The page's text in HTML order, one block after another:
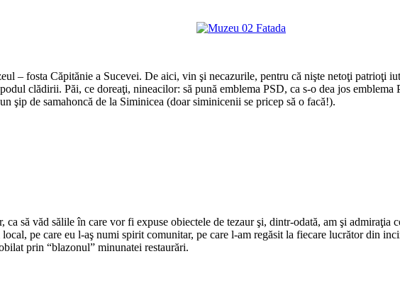
– fosta Căpitănie a Sucevei. De aici, vin şi necazurile, pentru că nişte netoţi patrioţi
clădirii. Păi, ce doreaţi, nineacilor: să pună emblema PSD, ca s-o dea jos
şip de samahoncă de la Siminicea (doar siminicenii se pricep să o facă!).
să văd sălile în care vor fi expuse obiectele de tezaur şi, dintr-odată, am şi
pe care eu l-aş numi spirit comunitar, pe care l-am regăsit la fiecare lucrător din
prin “blazonul” minunatei restaurări.